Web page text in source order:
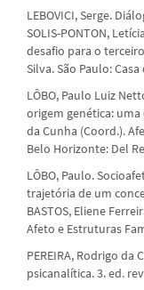
LEBOVICI, Serge.
SOLIS-PONTON,
desafio para o
Silva. São Paulo:
LÔBO, Paulo Luiz
origem genética: uma
da Cunha (Coord.).
Belo Horizonte: Del
LÔBO, Paulo.
trajetória de um
BASTOS, Eliene
Afeto e Estruturas
PEREIRA, Rodrigo
psicanalítica. 3. ed.